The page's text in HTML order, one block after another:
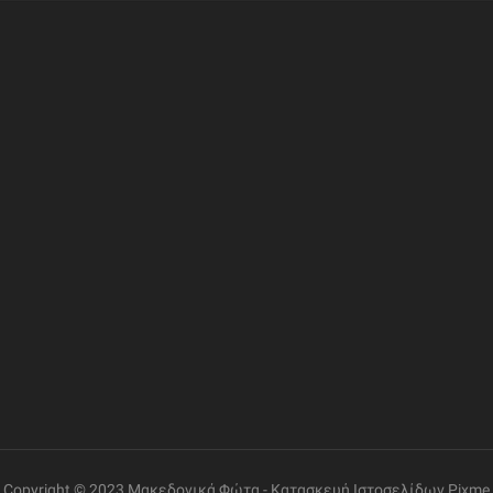
Copyright © 2023 Μακεδονικά Φώτα - Κατασκευή Ιστοσελίδων Pixme